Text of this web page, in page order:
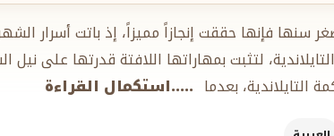
سنها فإنها حققت إنجازاً مميزاً، إذ باتت أسرار
لتثبت بمهاراتها اللافتة قدرتها على نيل
التايلاندية، بعدما .....استكمال القراءة